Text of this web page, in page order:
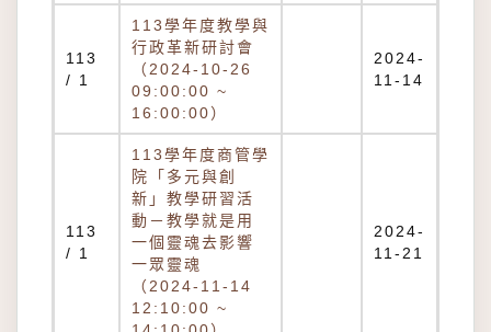
113
/ 1
113學年度教學與
行政革新研討會
（2024-10-26
09:00:00 ~
16:00:00）
2024-
11-14
113
/ 1
113學年度商管學
院「多元與創
新」教學研習活
動－教學就是用
一個靈魂去影響
一眾靈魂
（2024-11-14
12:10:00 ~
2024-
11-21